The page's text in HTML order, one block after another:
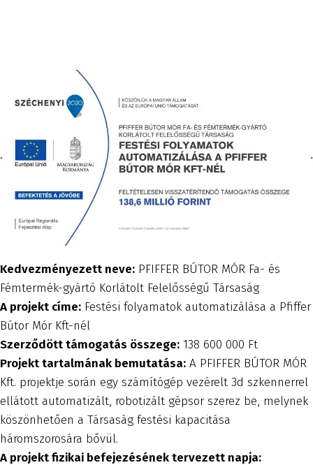
Kedvezményezett neve: PFIFFER BÚTOR MÓR Fa- és
Fémtermék-gyártó Korlátolt Felelősségű Társaság
A projekt címe: Festési folyamatok automatizálása a Pfiffer
Bútor Mór Kft-nél
Szerződött támogatás összege: 138 600 000 Ft
Projekt tartalmának bemutatása: A PFIFFER BÚTOR MÓR
Kft. projektje során egy számítógép vezérelt 3d szkennerrel
ellátott automatizált, robotizált gépsor szerez be, melynek
köszönhetően a Társaság festési kapacitása
háromszorosára bővül.
A projekt fizikai befejezésének tervezett napja: